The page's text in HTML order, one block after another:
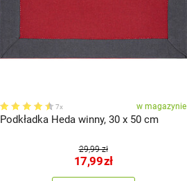
7x w magazynie
Podkładka Heda winny, 30 x 50 cm
29,99 zł
17,99zł